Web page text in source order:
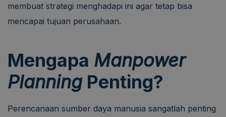
membuat strategi menghadapi ini agar tetap bisa
mencapai tujuan perusahaan.
Mengapa Manpower
PlanningPenting?
Perencanaan sumber daya manusia sangatlah penting